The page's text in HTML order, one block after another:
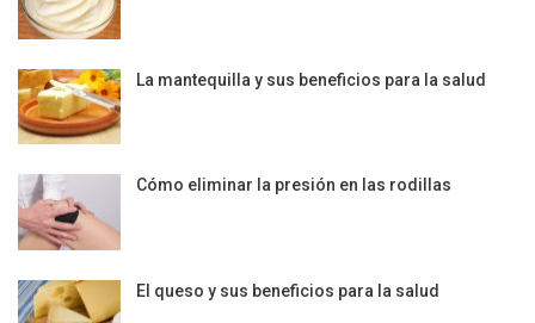
La mantequilla y sus beneficios para la salud
Cómo eliminar la presión en las rodillas
El queso y sus beneficios para la salud